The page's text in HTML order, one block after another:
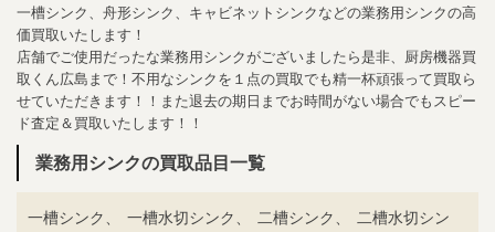
一槽シンク、舟形シンク、キャビネットシンクなどの業務用シンクの高
価買取いたします！
店舗でご使用だったな業務用シンクがございましたら是非、厨房機器買
取くん広島まで！不用なシンクを１点の買取でも精一杯頑張って買取ら
せていただきます！！また退去の期日までお時間がない場合でもスピー
ド査定＆買取いたします！！
業務用シンクの買取品目一覧
一槽シンク、 一槽水切シンク、 二槽シンク、
二槽水切シン